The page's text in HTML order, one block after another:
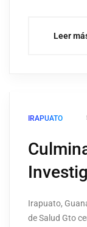
Leer
IRAPUATO
Irapuato,
de Salud Gto